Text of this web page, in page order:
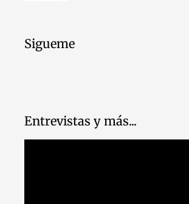
Sigueme
Entrevistas y más...